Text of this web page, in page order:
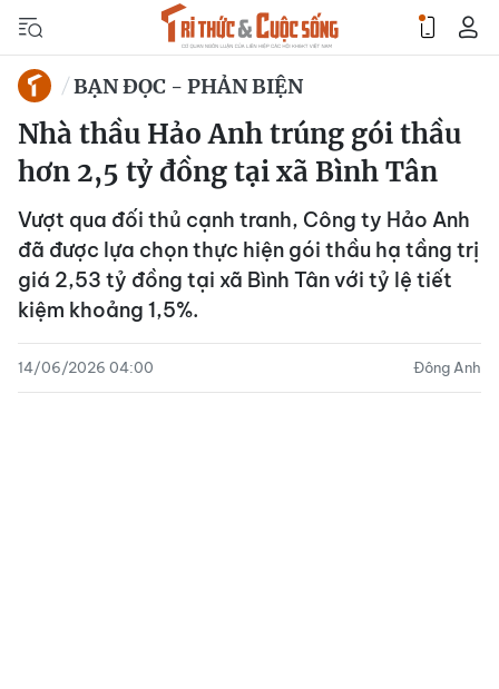
BẠN ĐỌC - PHẢN BIỆN
Nhà thầu Hảo Anh trúng gói thầu
hơn 2,5 tỷ đồng tại xã Bình Tân
Vượt qua đối thủ cạnh tranh, Công ty Hảo Anh
đã được lựa chọn thực hiện gói thầu hạ tầng trị
giá 2,53 tỷ đồng tại xã Bình Tân với tỷ lệ tiết
kiệm khoảng 1,5%.
14/06/2026 04:00 Đông Anh